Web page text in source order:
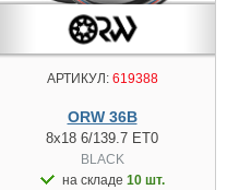
АРТИКУЛ:619388
ORW 36B
8x18 6/139.7 ET0
BLACK
на складе 10 шт.